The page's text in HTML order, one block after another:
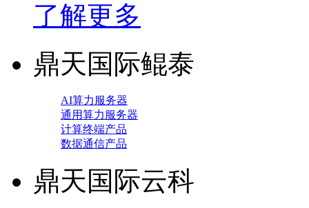
了解更多
鼎天国际鲲泰
AI算力服务器
通用算力服务器
计算终端产品
数据通信产品
鼎天国际云科